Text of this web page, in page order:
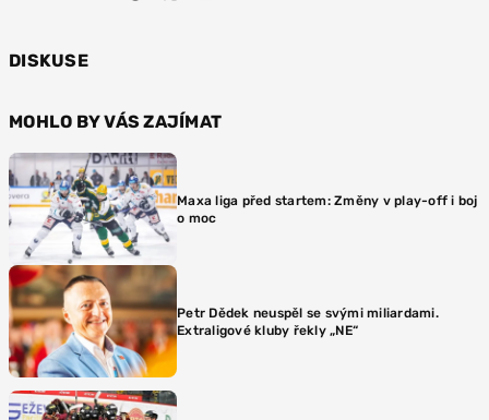
DISKUSE
MOHLO BY VÁS ZAJÍMAT
Maxa liga před startem: Změny v play-off i boj
o moc
Petr Dědek neuspěl se svými miliardami.
Extraligové kluby řekly „NE“